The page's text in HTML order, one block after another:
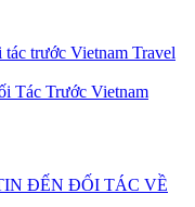
Tác Trước Vietnam